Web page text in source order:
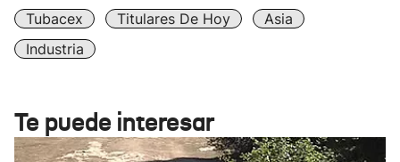
Tubacex
Titulares De Hoy
Asia
Industria
Te puede interesar